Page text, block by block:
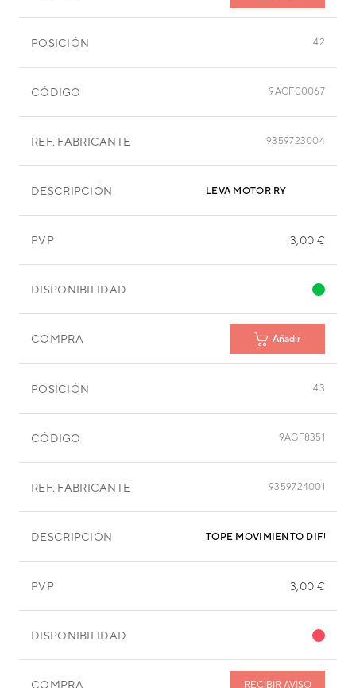
POSICIÓN 42
CÓDIGO 9AGF00067
REF. FABRICANTE 9359723004
DESCRIPCIÓN LEVA MOTOR RY
PVP 3,00 €
DISPONIBILIDAD
COMPRA Añadir
POSICIÓN 43
CÓDIGO 9AGF8351
REF. FABRICANTE 9359724001
DESCRIPCIÓN TOPE MOVIMIENTO
PVP 3,00 €
DISPONIBILIDAD
COMPRA RECIBIR AVISO